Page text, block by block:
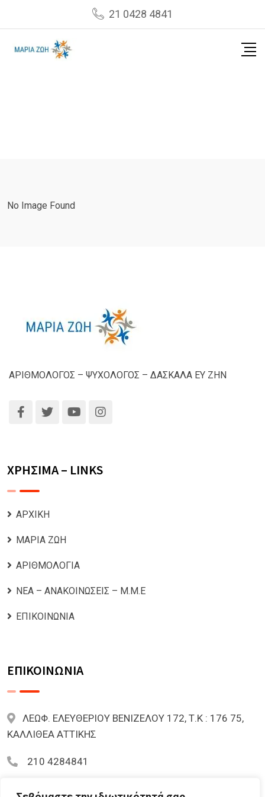
21 0428 4841
No Image Found
ΑΡΙΘΜΟΛΟΓΟΣ – ΨΥΧΟΛΟΓΟΣ – ΔΑΣΚΑΛΑ ΕΥ ΖΗΝ
ΧΡΗΣΙΜΑ – LINKS
ΑΡΧΙΚΗ
ΜΑΡΙΑ ΖΩΗ
ΑΡΙΘΜΟΛΟΓΙΑ
ΝΕΑ – ΑΝΑΚΟΙΝΩΣΕΙΣ – Μ.Μ.Ε
ΕΠΙΚΟΙΝΩΝΙΑ
ΕΠΙΚΟΙΝΩΝΙΑ
ΛΕΩΦ. ΕΛΕΥΘΕΡΙΟΥ ΒΕΝΙΖΕΛΟΥ 172, Τ.Κ : 176 75,
ΚΑΛΛΙΘΕΑ ΑΤΤΙΚΗΣ
210 4284841
mariazoi.powernumbers@gmail.com